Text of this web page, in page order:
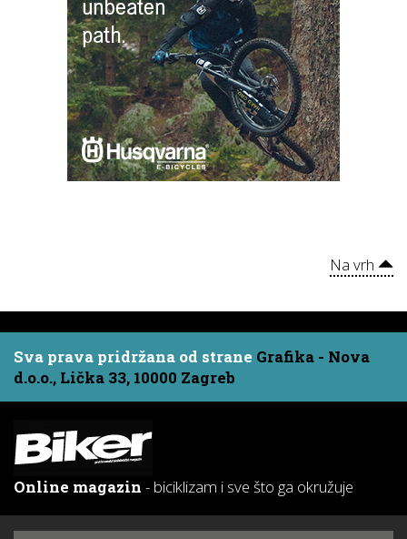
Na vrh
Sva prava pridržana od strane Grafika - Nova
d.o.o., Lička 33, 10000 Zagreb
Online magazin - biciklizam i sve što ga okružuje